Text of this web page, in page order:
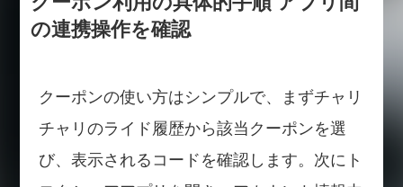
の連携操作を確認
クーポンの使い方はシンプルで、まずチャリ
チャリのライド履歴から該当クーポンを選
び、表示されるコードを確認します。次にト